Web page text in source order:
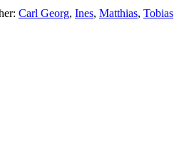
Carl Georg, Ines, Matthias, Tobias